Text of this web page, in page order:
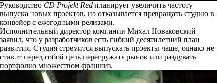
Руководство CD Projekt Red планирует увеличить частоту
выпуска новых проектов, но отказывается превращать студию в
конвейер с ежегодными релизами.
Исполнительный директор компании Михал Новаковский
заявил, что у разработчиков есть гибкий десятилетний план
развития. Студия стремится выпускать проекты чаще, однако не
ставит перед собой цель перегружать рынок или раздувать
портфолио множеством франшиз.